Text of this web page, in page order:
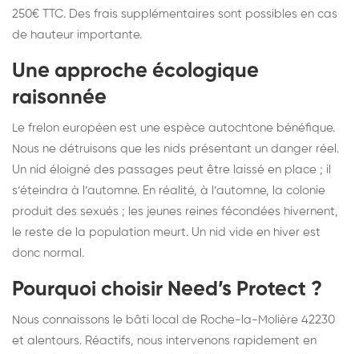
250€ TTC. Des frais supplémentaires sont possibles en cas
de hauteur importante.
Une approche écologique
raisonnée
Le frelon européen est une espèce autochtone bénéfique.
Nous ne détruisons que les nids présentant un danger réel.
Un nid éloigné des passages peut être laissé en place ; il
s’éteindra à l’automne. En réalité, à l’automne, la colonie
produit des sexués ; les jeunes reines fécondées hivernent,
le reste de la population meurt. Un nid vide en hiver est
donc normal.
Pourquoi choisir Need’s Protect ?
Nous connaissons le bâti local de Roche-la-Molière 42230
et alentours. Réactifs, nous intervenons rapidement en